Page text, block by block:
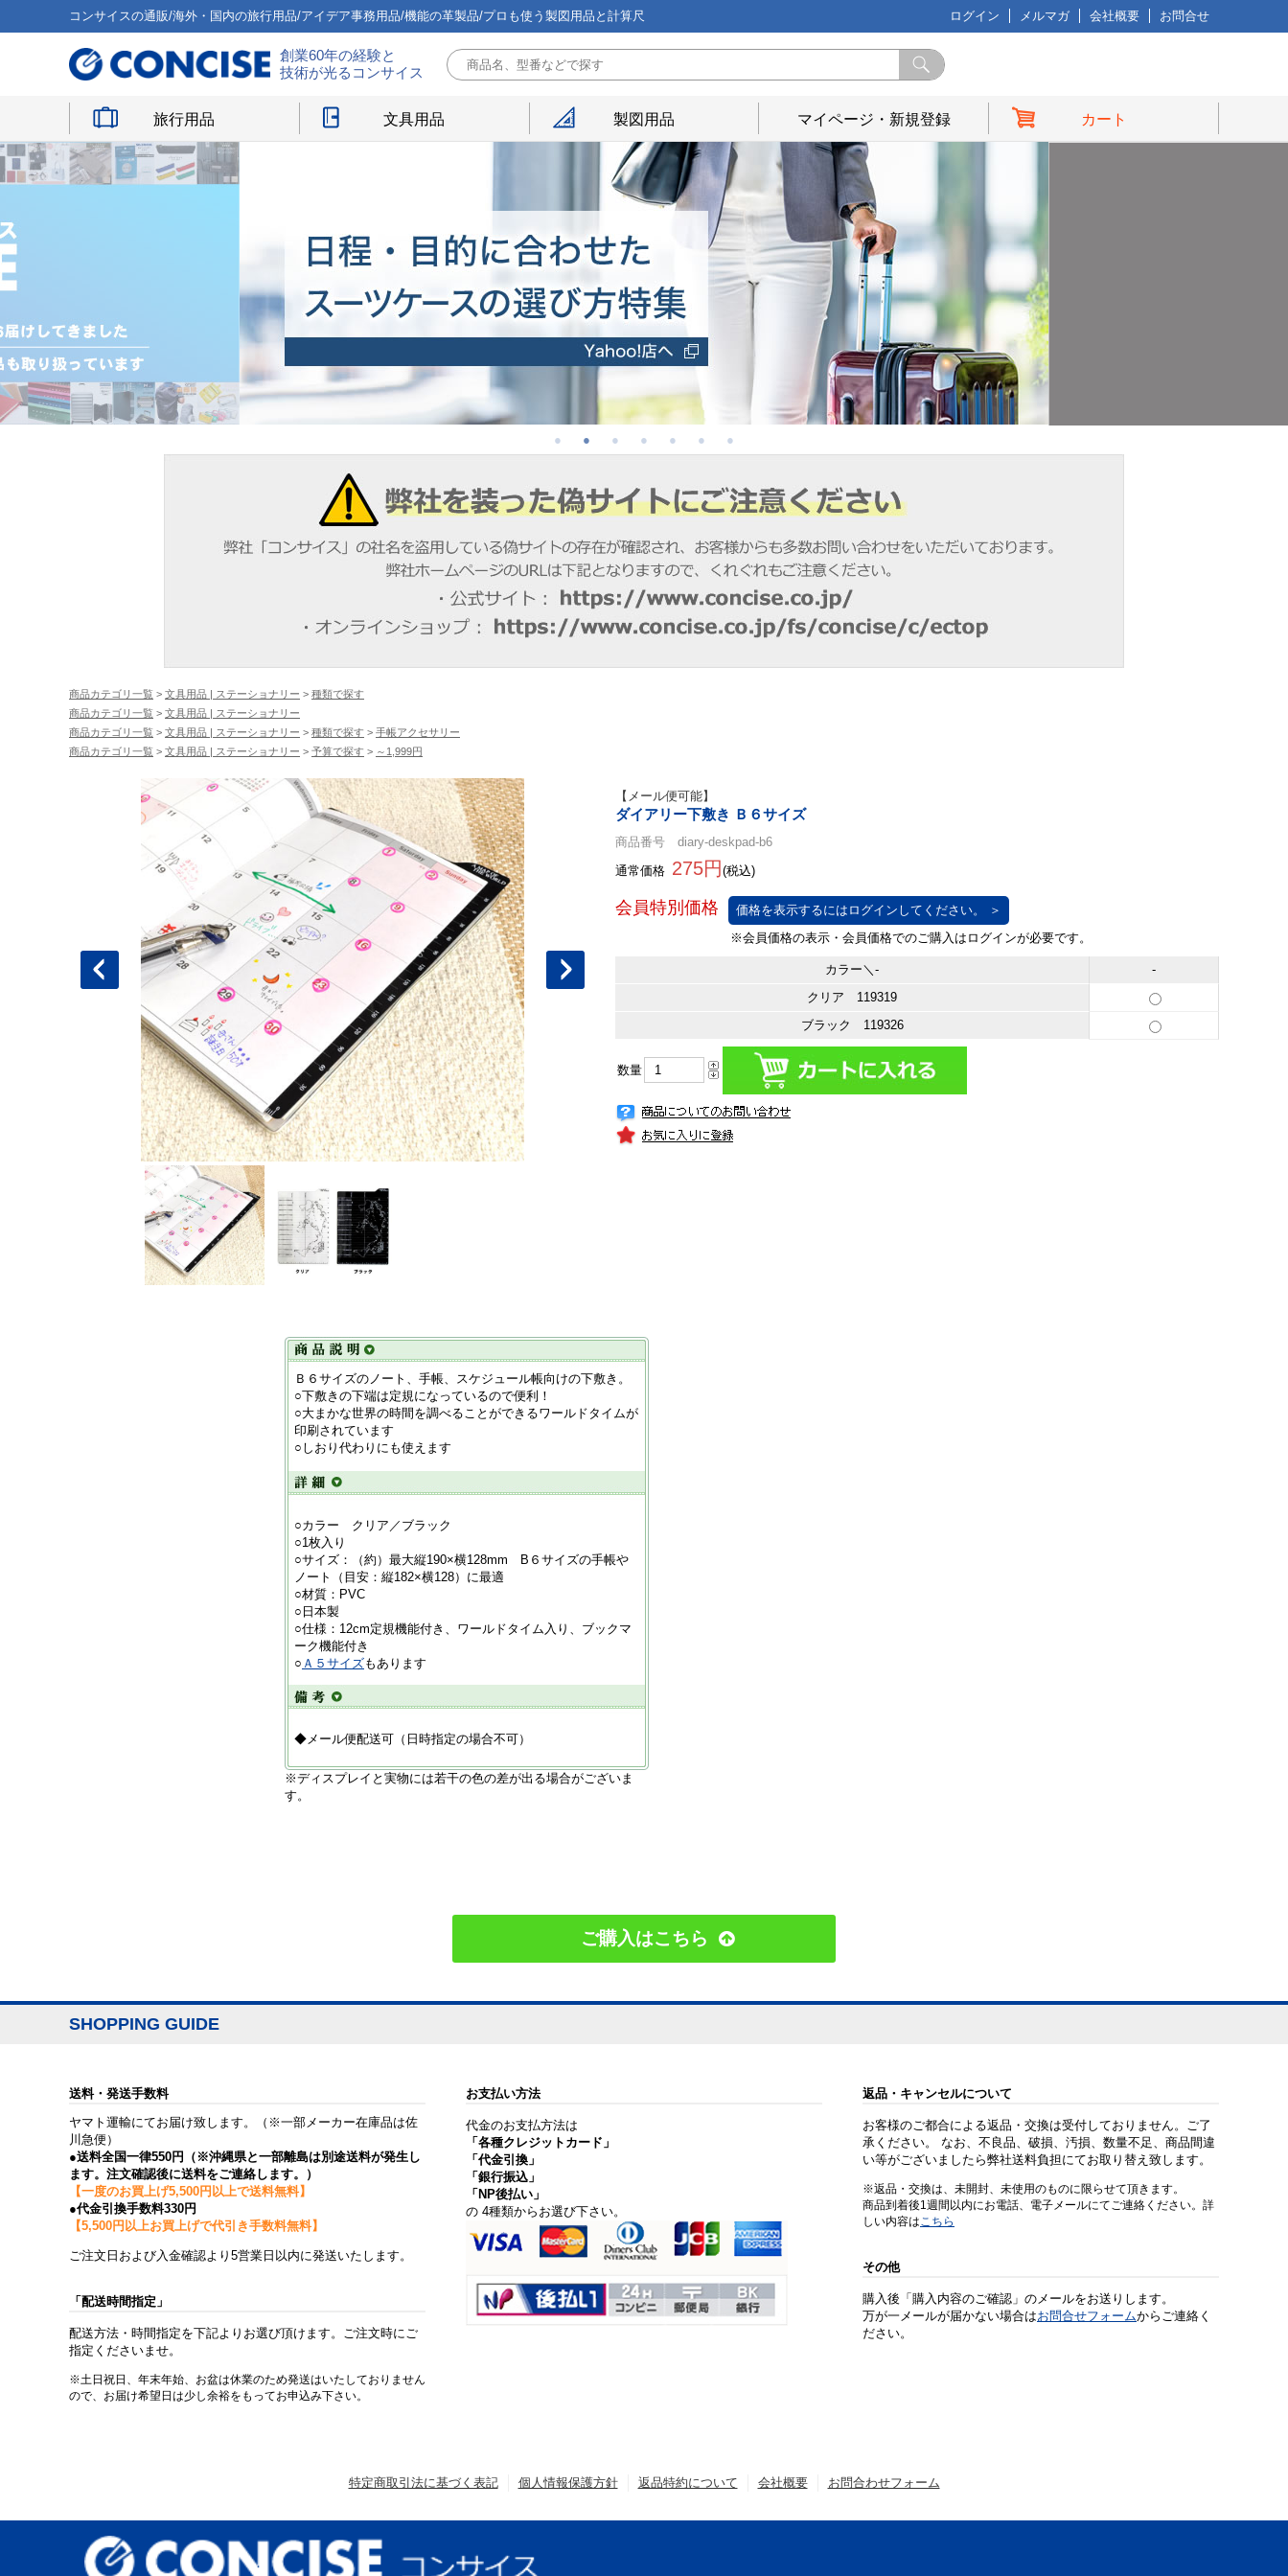
コンサイスの通販/海外・国内の旅行用品/アイデア事務用品/機能の革製品/プロも使う製図用品と計算尺 ログイン メルマガ 会社概要 お問合せ
創業60年の経験と
技術が光るコンサイス
旅行用品 文具用品 製図用品 マイページ・新規登録 カート
商品カテゴリ一覧 > 文具用品 | ステーショナリー > 種類で探す
商品カテゴリ一覧 > 文具用品 | ステーショナリー
商品カテゴリ一覧 > 文具用品 | ステーショナリー > 種類で探す > 手帳アクセサリー
商品カテゴリ一覧 > 文具用品 | ステーショナリー > 予算で探す > ～1,999円
【メール便可能】
ダイアリー下敷き Ｂ６サイズ
商品番号 diary-deskpad-b6
通常価格 275円 (税込)
価格を表示するにはログインしてください。 ＞
カラー＼-
-
クリア 119319
ブラック 119326
数量
Ｂ６サイズのノート、手帳、スケジュール帳向けの下敷き。
○下敷きの下端は定規になっているので便利！
○大まかな世界の時間を調べることができるワールドタイムが
印刷されています
○しおり代わりにも使えます
○カラー クリア／ブラック
○1枚入り
○サイズ：（約）最大縦190×横128mm B６サイズの手帳や
ノート（目安：縦182×横128）に最適
○材質：PVC
○日本製
○仕様：12cm定規機能付き、ワールドタイム入り、ブックマ
ーク機能付き
○ Ａ５サイズもあります
◆メール便配送可（日時指定の場合不可）
※ディスプレイと実物には若干の色の差が出る場合がございま
す。
ご購入はこちら
SHOPPING GUIDE
送料・発送手数料
ヤマト運輸にてお届け致します。（※一部メーカー在庫品は佐
川急便）
●送料全国一律550円（※沖縄県と一部離島は別途送料が発生し
ます。注文確認後に送料をご連絡します。）
【一度のお買上げ5,500円以上で送料無料】
●代金引換手数料330円
【5,500円以上お買上げで代引き手数料無料】
ご注文日および入金確認より5営業日以内に発送いたします。
「配送時間指定」
配送方法・時間指定を下記よりお選び頂けます。ご注文時にご
指定くださいませ。
※土日祝日、年末年始、お盆は休業のため発送はいたしておりません
ので、お届け希望日は少し余裕をもってお申込み下さい。
お支払い方法
代金のお支払方法は
「各種クレジットカード」
「代金引換」
「銀行振込」
「NP後払い」
の 4種類からお選び下さい。
返品・キャンセルについて
お客様のご都合による返品・交換は受付しておりません。ご了
承ください。 なお、不良品、破損、汚損、数量不足、商品間違
い等がございましたら弊社送料負担にてお取り替え致します。
※返品・交換は、未開封、未使用のものに限らせて頂きます。
商品到着後1週間以内にお電話、電子メールにてご連絡ください。詳
しい内容はこちら
その他
購入後「購入内容のご確認」のメールをお送りします。
万が一メールが届かない場合はお問合せフォームからご連絡く
ださい。
特定商取引法に基づく表記 個人情報保護方針 返品特約について 会社概要 お問合わせフォーム